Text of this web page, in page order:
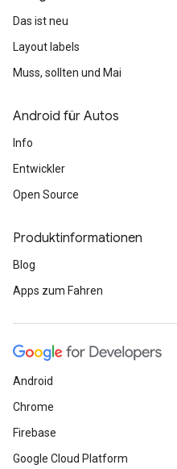
Das ist neu
Layout labels
Muss, sollten und Mai
Android für Autos
Info
Entwickler
Open Source
Produktinformationen
Blog
Apps zum Fahren
Android
Chrome
Firebase
Google Cloud Platform